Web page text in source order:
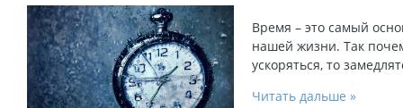
Время – это самый
нашей жизни. Так
ускоряться, то
Читать дальше »